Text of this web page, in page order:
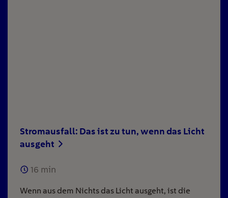
Stromausfall: Das ist zu tun, wenn das Licht
ausgeht
16 min
Wenn aus dem Nichts das Licht ausgeht, ist die